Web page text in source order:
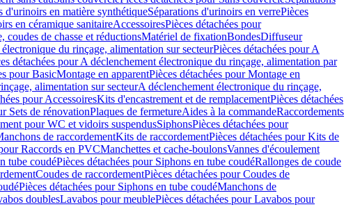
d'urinoirs en matière synthétiqueSéparations d'urinoirs en verrePièces
en céramique sanitaireAccessoiresPièces détachées pour
coudes de chasse et réductionsMatériel de fixationBondesDiffuseur
du rinçage, alimentation sur secteurPièces détachées pour A
détachées pour A déclenchement électronique du rinçage, alimentation par
pour BasicMontage en apparentPièces détachées pour Montage en
alimentation sur secteurA déclenchement électronique du rinçage,
pour AccessoiresKits d'encastrement et de remplacementPièces détachées
Sets de rénovationPlaques de fermetureAides à la commandeRaccordements
pour WC et vidoirs suspendusSiphonsPièces détachées pour
de raccordementKits de raccordementPièces détachées pour Kits de
Raccords en PVCManchettes et cache-boulonsVannes d'écoulement
tube coudéPièces détachées pour Siphons en tube coudéRallonges de coude
Coudes de raccordementPièces détachées pour Coudes de
Pièces détachées pour Siphons en tube coudéManchons de
doublesLavabos pour meublePièces détachées pour Lavabos pour